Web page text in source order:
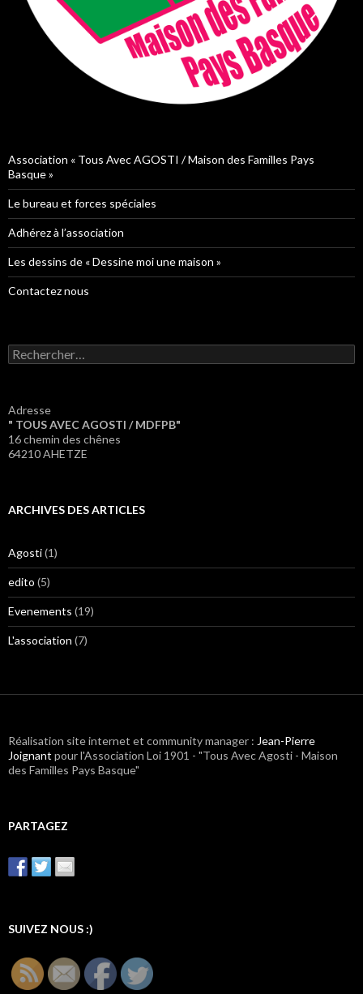
Association « Tous Avec AGOSTI / Maison des Familles Pays
Basque »
Le bureau et forces spéciales
Adhérez à l’association
Les dessins de « Dessine moi une maison »
Contactez nous
Rechercher :
Adresse
" TOUS AVEC AGOSTI / MDFPB"
16 chemin des chênes
64210 AHETZE
ARCHIVES DES ARTICLES
Agosti(1)
edito (5)
Evenements (19)
L'association (7)
Réalisation site internet et community manager : Jean-Pierre
Joignant pour l'Association Loi 1901 - "Tous Avec Agosti - Maison
des Familles Pays Basque"
PARTAGEZ
SUIVEZ NOUS :)